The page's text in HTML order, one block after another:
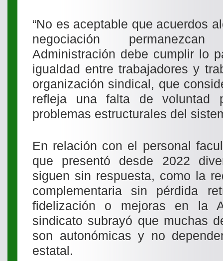
“No es aceptable que acuerdos
negociación
Administración debe cumplir lo
igualdad entre trabajadores y
organización sindical, que
refleja una falta de voluntad
problemas estructurales del
En relación con el personal
que presentó desde 2022
siguen sin respuesta, como la
complementaria sin pérdida
fidelización o mejoras en la
sindicato subrayó que muchas
son autonómicas y no
estatal.